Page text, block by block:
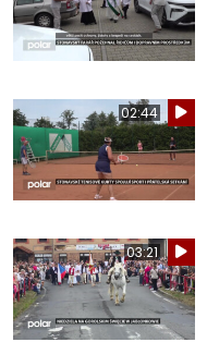
02:44
03:21